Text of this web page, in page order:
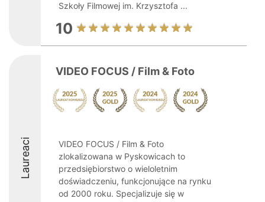
Szkoły Filmowej im. Krzysztofa ...
10
Laureaci
VIDEO FOCUS / Film & Foto
VIDEO FOCUS / Film & Foto
zlokalizowana w Pyskowicach to
przedsiębiorstwo o wieloletnim
doświadczeniu, funkcjonujące na rynku
od 2000 roku. Specjalizuje się w